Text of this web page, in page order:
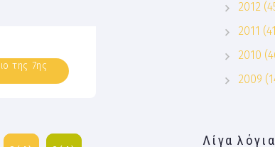
της 7ης
2012
2011
2010
2009
Λίγα